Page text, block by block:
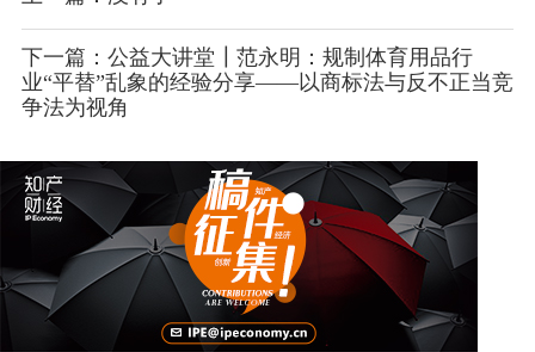
下一篇：公益大讲堂┃范永明：规制体育用品行
业“平替”乱象的经验分享——以商标法与反不正当竞
争法为视角